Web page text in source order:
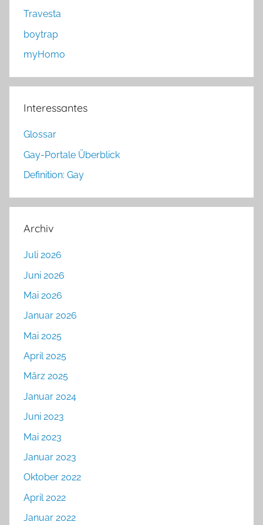
Travesta
boytrap
myHomo
Interessantes
Glossar
Gay-Portale Überblick
Definition: Gay
Archiv
Juli 2026
Juni 2026
Mai 2026
Januar 2026
Mai 2025
April 2025
März 2025
Januar 2024
Juni 2023
Mai 2023
Januar 2023
Oktober 2022
April 2022
Januar 2022